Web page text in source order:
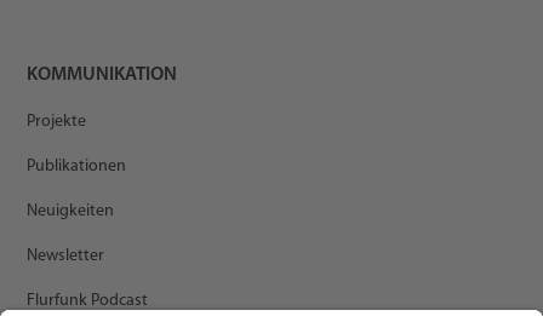
KOMMUNIKATION
Projekte
Publikationen
Neuigkeiten
Newsletter
Flurfunk Podcast